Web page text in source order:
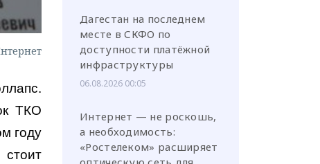
ТКО
году
стоит
Дагестан на последнем
месте в СКФО по
доступности платёжной
инфраструктуры
06.08.2026 00:05
Интернет — не роскошь,
а необходимость:
«Ростелеком» расширяет